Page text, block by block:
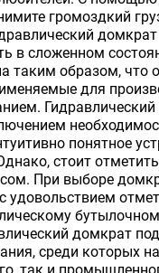
громоздкий
в сложенном
таким образом, что
для
понятное
стоит
При выборе
удовольствием
домкрат
среди которых